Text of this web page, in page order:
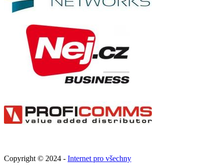
Copyright © 2024 - Internet pro všechny